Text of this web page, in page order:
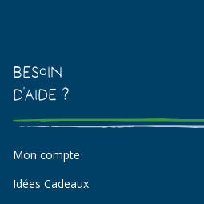
Besoin
d'aide ?
Mon compte
Idées Cadeaux